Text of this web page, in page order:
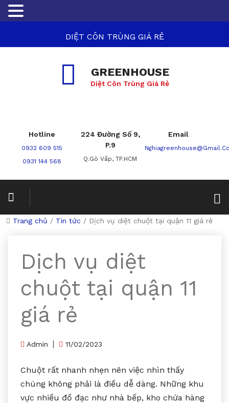
DIỆT CÔN TRÙNG GIÁ RẺ
GREENHOUSE
Diệt Côn Trùng Giá Rẻ
Hotline
0932 609 515
0931 144 568
224 Đường Số 9,
P.9
Q.Gò Vấp, TP.HCM
Email
Trang chủ / Tin tức / Dịch vụ diệt chuột tại quận 11 giá rẻ
Dịch vụ diệt
chuột tại quận 11
giá rẻ
Admin 11/02/2023
Chuột rất nhanh nhẹn nên việc nhìn thấy
chúng không phải là điều dễ dàng. Những khu
vực nhiều đồ đạc như nhà bếp, kho chứa hàng